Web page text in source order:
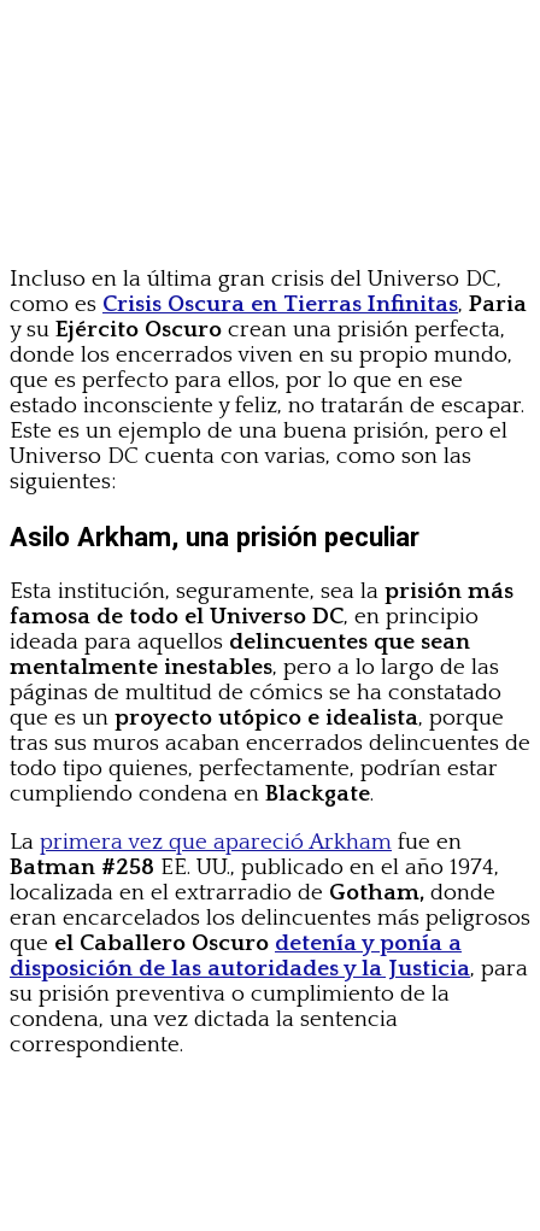
Incluso en la última gran crisis del Universo DC,
como es Crisis Oscura en Tierras Infinitas, Paria
y su Ejército Oscuro crean una prisión perfecta,
donde los encerrados viven en su propio mundo,
que es perfecto para ellos, por lo que en ese
estado inconsciente y feliz, no tratarán de escapar.
Este es un ejemplo de una buena prisión, pero el
Universo DC cuenta con varias, como son las
siguientes:
Asilo Arkham, una prisión peculiar
Esta institución, seguramente, sea la prisión más
famosa de todo el Universo DC, en principio
ideada para aquellos delincuentes que sean
mentalmente inestables, pero a lo largo de las
páginas de multitud de cómics se ha constatado
que es un proyecto utópico e idealista, porque
tras sus muros acaban encerrados delincuentes de
todo tipo quienes, perfectamente, podrían estar
cumpliendo condena en Blackgate.
La primera vez que apareció Arkham fue en
Batman #258 EE. UU., publicado en el año 1974,
localizada en el extrarradio de Gotham, donde
eran encarcelados los delincuentes más peligrosos
que el Caballero Oscuro detenía y ponía a
disposición de las autoridades y la Justicia, para
su prisión preventiva o cumplimiento de la
condena, una vez dictada la sentencia
correspondiente.